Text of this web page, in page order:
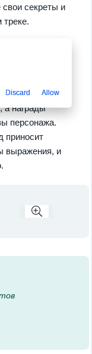
свои секреты и
три
игроку:
Прогресс
а награды
персонажа.
приносит
выражения, и
Discard Allow